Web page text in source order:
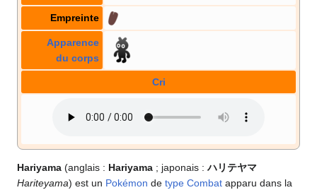
Empreinte
Apparence
du corps
Cri
Hariyama (anglais : Hariyama ; japonais :ハリテヤマ
Hariteyama) est un Pokémon de type Combat apparu dans la